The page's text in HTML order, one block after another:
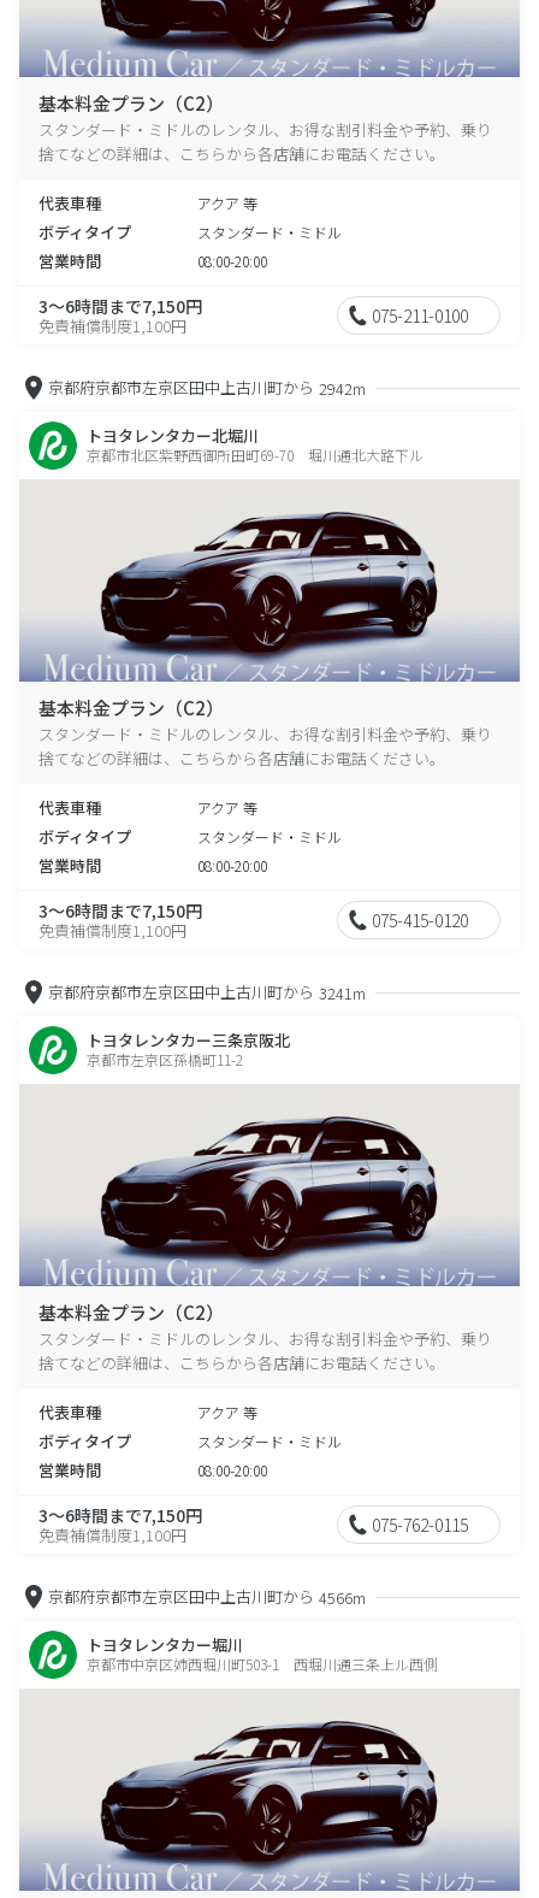
基本料金プラン（C2）
スタンダード・ミドルのレンタル、お得な割引料金や予約、乗り
捨てなどの詳細は、こちらから各店舗にお電話ください。
代表車種 アクア 等
ボディタイプ スタンダード・ミドル
営業時間 08:00-20:00
3～6時間まで7,150円
免責補償制度1,100円 075-211-0100
京都府京都市左京区田中上古川町から 2942m
トヨタレンタカー北堀川
京都市北区紫野西御所田町69-70 堀川通北大路下ル
基本料金プラン（C2）
スタンダード・ミドルのレンタル、お得な割引料金や予約、乗り
捨てなどの詳細は、こちらから各店舗にお電話ください。
代表車種 アクア 等
ボディタイプ スタンダード・ミドル
営業時間 08:00-20:00
3～6時間まで7,150円
免責補償制度1,100円 075-415-0120
京都府京都市左京区田中上古川町から 3241m
トヨタレンタカー三条京阪北
京都市左京区孫橋町11-2
基本料金プラン（C2）
スタンダード・ミドルのレンタル、お得な割引料金や予約、乗り
捨てなどの詳細は、こちらから各店舗にお電話ください。
代表車種 アクア 等
ボディタイプ スタンダード・ミドル
営業時間 08:00-20:00
3～6時間まで7,150円
免責補償制度1,100円 075-762-0115
京都府京都市左京区田中上古川町から 4566m
トヨタレンタカー堀川
京都市中京区姉西堀川町503-1 西堀川通三条上ル西側